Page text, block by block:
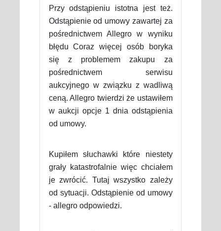
Przy odstąpieniu istotna jest też.
Odstąpienie od umowy zawartej za
pośrednictwem Allegro w wyniku
błędu Coraz więcej osób boryka
się z problemem zakupu za
pośrednictwem serwisu
aukcyjnego w związku z wadliwą
ceną. Allegro twierdzi że ustawiłem
w aukcji opcje 1 dnia odstąpienia
od umowy.
Kupiłem słuchawki które niestety
grały katastrofalnie więc chciałem
je zwrócić. Tutaj wszystko zależy
od sytuacji. Odstąpienie od umowy
- allegro odpowiedzi.